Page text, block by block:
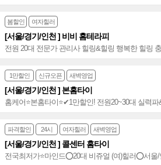
문의 폭주!~★
봄할인 여자힐러
[서울/경기/인천 ] 비비 홈테라피
전원 20대 전문가 관리사 힐링&힐링 행복한 힐링
실홈타이~~♥
1만할인 신규오픈 새벽영업
[서울/경기/인천 ] 본홈타이
홈케어⭐️본홈타이⭐️✔1만할인! 전원20~30대 실력
서울/경기/인천 전지역 방문가능⭐️최고의 힐링을 선
파격할인 24시 여자힐러 새벽영업
[서울/경기/인천 ] 콜센터 홈타이
전국최저가⭐️마인드⭕20대 비쥬얼 (여)힐러⭕서